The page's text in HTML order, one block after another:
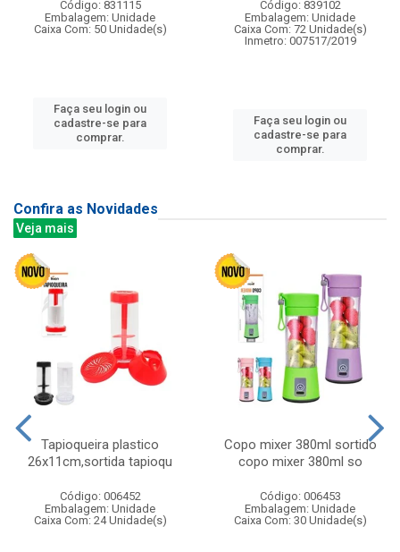
Código: 831115
Embalagem: Unidade
Caixa Com: 50 Unidade(s)
Faça seu login ou
cadastre-se para
comprar.
Código: 839102
Embalagem: Unidade
Caixa Com: 72 Unidade(s)
Inmetro: 007517/2019
Faça seu login ou
cadastre-se para
comprar.
Confira as Novidades
Veja mais
Tapioqueira plastico
26x11cm,sortida tapioqu
Código: 006452
Embalagem: Unidade
Caixa Com: 24 Unidade(s)
Copo mixer 380ml sortido
copo mixer 380ml so
Código: 006453
Embalagem: Unidade
Caixa Com: 30 Unidade(s)